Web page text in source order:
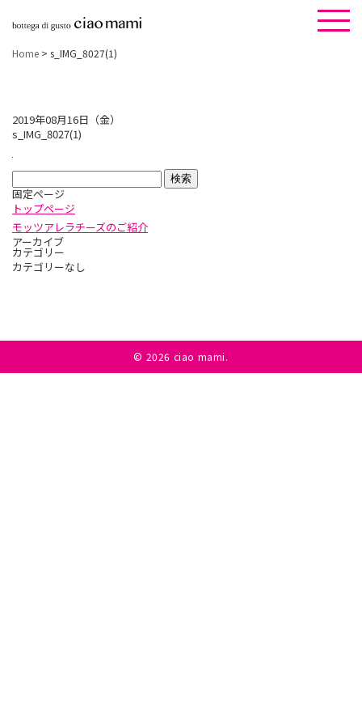
Home > s_IMG_8027(1)
2019年08月16日（金）
s_IMG_8027(1)
検
索:
固定ページ
トップページ
モッツアレラチーズのご紹介
アーカイブ
カテゴリー
カテゴリーなし
© 2026 ciao mami.